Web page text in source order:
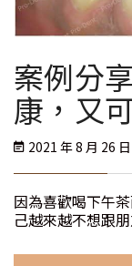
案例分
康，又
2021 年 8 月 26 日
因為喜歡喝下午
己越來越不想跟